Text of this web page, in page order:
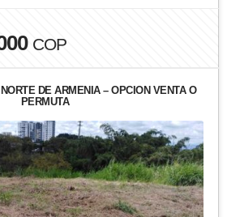
COP
DE ARMENIA – OPCIÓN VENTA O
PERMUTA